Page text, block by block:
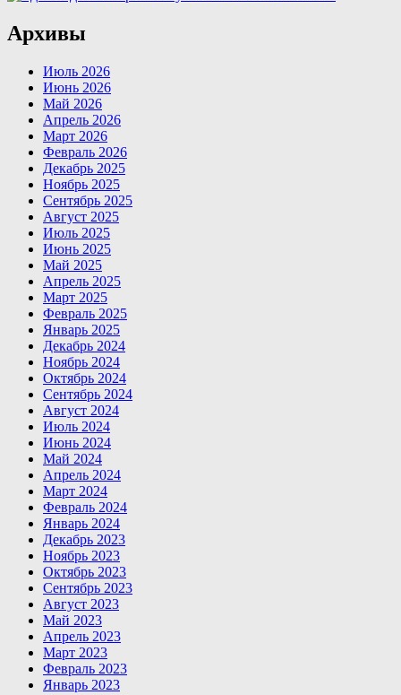
Архивы
Июль 2026
Июнь 2026
Май 2026
Апрель 2026
Март 2026
Февраль 2026
Декабрь 2025
Ноябрь 2025
Сентябрь 2025
Август 2025
Июль 2025
Июнь 2025
Май 2025
Апрель 2025
Март 2025
Февраль 2025
Январь 2025
Декабрь 2024
Ноябрь 2024
Октябрь 2024
Сентябрь 2024
Август 2024
Июль 2024
Июнь 2024
Май 2024
Апрель 2024
Март 2024
Февраль 2024
Январь 2024
Декабрь 2023
Ноябрь 2023
Октябрь 2023
Сентябрь 2023
Август 2023
Май 2023
Апрель 2023
Март 2023
Февраль 2023
Январь 2023